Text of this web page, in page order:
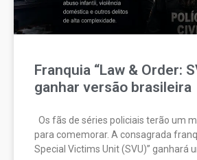
Franquia “Law & Order:
ganhar versão brasileira
Os fãs de séries policiais terão um
para comemorar. A consagrada
Special Victims Unit (SVU)” ganhará